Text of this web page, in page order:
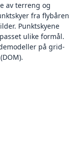
av terreng og
fra flybåren
Punktskyene
ulike formål.
på grid-